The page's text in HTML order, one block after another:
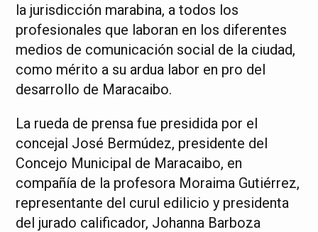
la jurisdicción marabina, a todos los
profesionales que laboran en los diferentes
medios de comunicación social de la ciudad,
como mérito a su ardua labor en pro del
desarrollo de Maracaibo.
La rueda de prensa fue presidida por el
concejal José Bermúdez, presidente del
Concejo Municipal de Maracaibo, en
compañía de la profesora Moraima Gutiérrez,
representante del curul edilicio y presidenta
del jurado calificador, Johanna Barboza